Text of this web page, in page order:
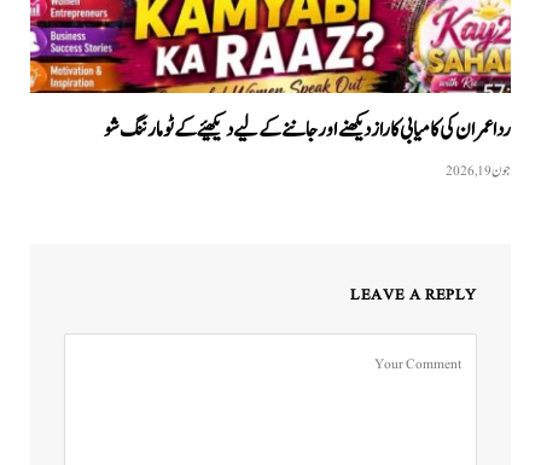
ردا عمران کی کامیابی کا راز دیکھنے اور جاننے کے لیے دیکھیئے کےٹو مارننگ شو
جون 19, 2026
LEAVE A REPLY